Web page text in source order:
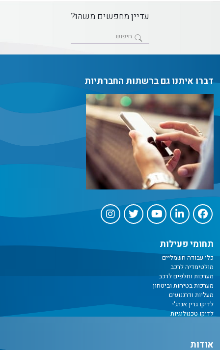
עדיין מחפשים משהו?
דברו איתנו גם ברשתות החברתיות
תחומי פעילות
כלי עבודה חשמליים
מולטימדיה לרכב
מערכות וחלפים לרכב
מערכות בטיחות וביטחון
מעליות ודרגנועים
לדיקו גרין אנרג'י
לדיקו טכנולוגיות
אודות